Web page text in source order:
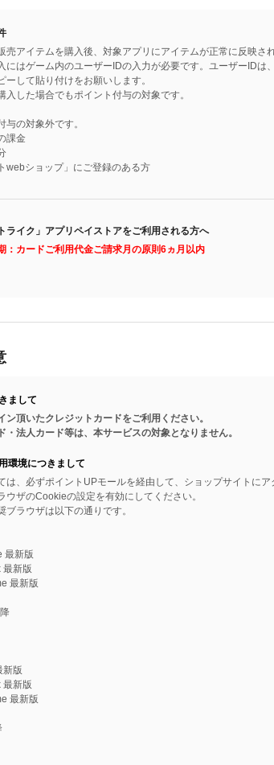
売アイテムを購入後、対象アプリにアイテムが正常に反映さ
はゲーム内のユーザーIDの入力が必要です。ユーザーIDは
して貼り付けをお願いします。
した場合でもポイント付与の対象です。
与の対象外です。
課金
webショップ」にご登録のある方
ライク」アプリペイストアをご利用される方へ
：カードご利用代金ご請求月の原則6ヵ月以内
まして
ン頂いたクレジットカードをご利用ください。
・法人カード等は、本サービスの対象となりません。
環境につきまして
は、必ずポイントUPモールを経由して、ショップサイトにア
ウザのCookieの設定を有効にしてください。
ブラウザは以下の通りです。
最新版
最新版
最新版
新版
最新版
最新版